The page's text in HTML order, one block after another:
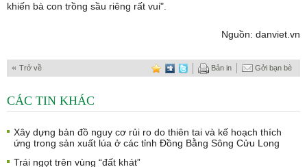
khiến bà con trồng sầu riêng rất vui".
Nguồn: danviet.vn
Trở về Gởi bạn bè
Bản in
CÁC TIN KHÁC
Xây dựng bản đồ nguy cơ rủi ro do thiên tai và kế hoạch thích
ứng trong sản xuất lúa ở các tỉnh Đồng Bằng Sông Cửu Long
Trái ngọt trên vùng “đất khát”